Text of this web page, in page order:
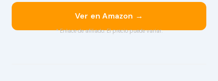
Ver en Amazon →
* Enlace de afiliado. El precio puede variar.